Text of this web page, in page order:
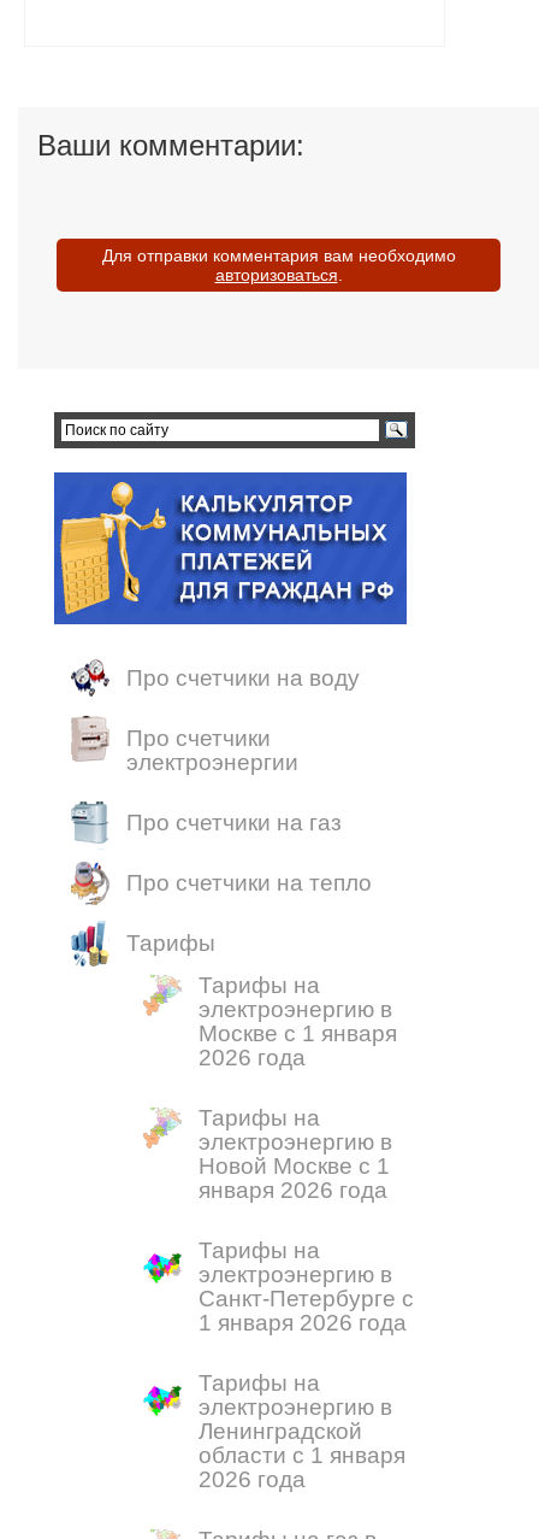
Ваши комментарии:
Для отправки комментария вам необходимо
авторизоваться
Про счетчики на воду
Про счетчики
электроэнергии
Про счетчики на газ
Про счетчики на тепло
Тарифы
Тарифы на
электроэнергию в
Москве с 1 января
2026 года
Тарифы на
электроэнергию в
Новой Москве с 1
января 2026 года
Тарифы на
электроэнергию в
Санкт-Петербурге с
1 января 2026 года
Тарифы на
электроэнергию в
Ленинградской
области с 1 января
2026 года